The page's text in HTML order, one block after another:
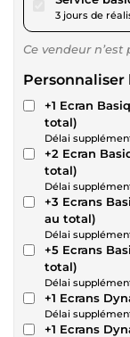
3 jours de
Ce vendeur
Personnaliser
+1 Ecran
total)
Délai
+2 Ecran
total)
Délai
+3 Ecrans
au total)
Délai
+5 Ecrans
total)
Délai
+1 Ecrans
Délai
+1 Ecrans